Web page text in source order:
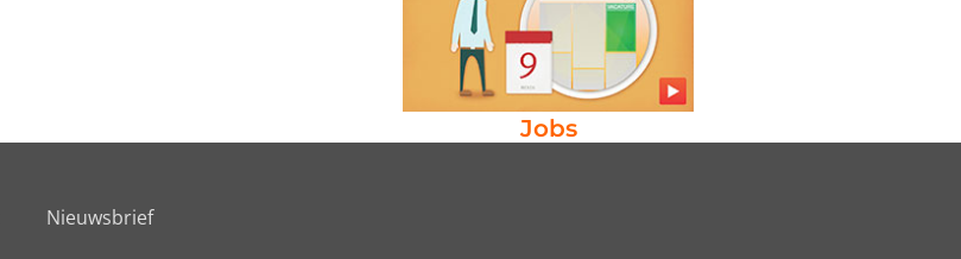
Jobs
Nieuwsbrief